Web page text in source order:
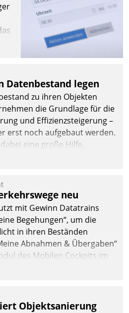
Datenbestand legen
zu ihren Objekten
die Grundlage für die
und Effizienzsteigerung –
erst noch aufgebaut werden.
eine große Hilfe.
neu
mit Gewinn Datatrains
Begehungen“, um die
in ihren Beständen
Abnahmen & Übergaben“
des Mobilen Cockpits im
Objektsanierung